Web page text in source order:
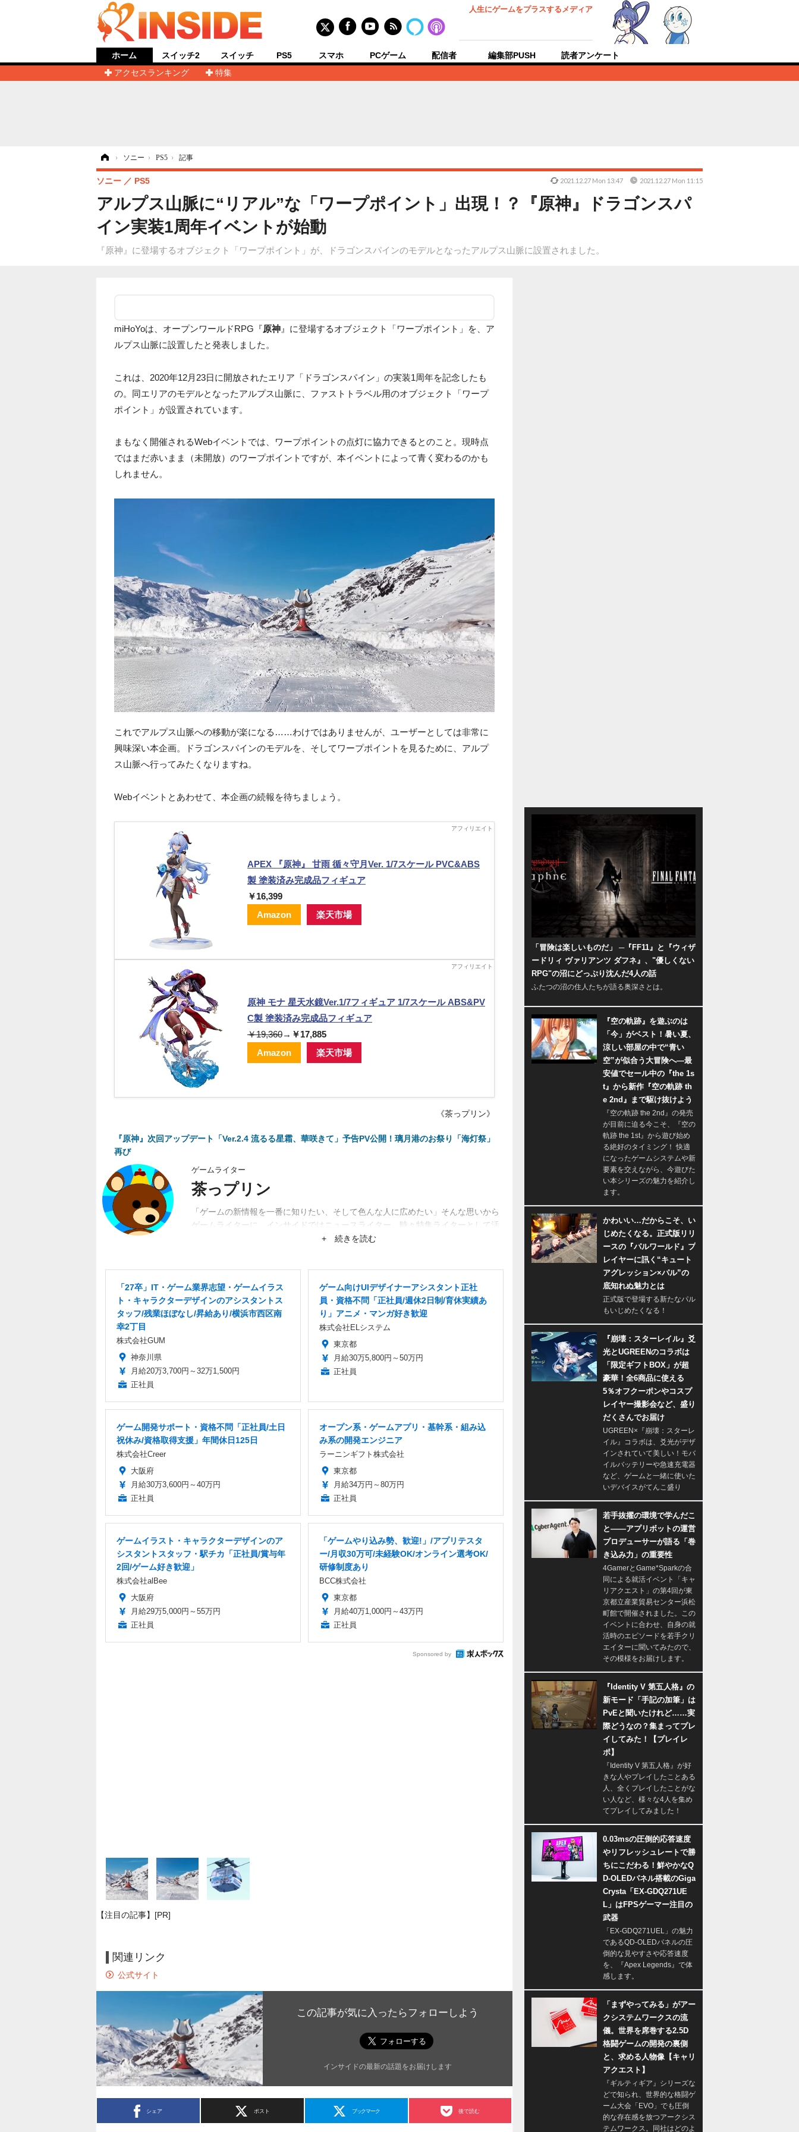
人生にゲームをプラスするメディア
ホーム
アクセスランキング
特集
スイッチ2 スイッチ PS5 スマホ PCゲーム 配信者 編集部PUSH 読者アンケート
› ソニー › PS5 › 記事
アルプス山脈に“リアル”な「ワープポイント」出現！？『原神』ドラゴンスパ
イン実装1周年イベントが始動
『原神』に登場するオブジェクト「ワープポイント」が、ドラゴンスパインのモデルとなったアルプス山脈に設置されました。
ソニー PS5 2021.12.27 Mon 13:47 2021.12.27 Mon 11:15
miHoYoは、オープンワールドRPG『原神 』に登場するオブジェクト「ワープポイント」を、ア
ルプス山脈に設置したと発表しました。
これは、2020年12月23日に開放されたエリア「ドラゴンスパイン」の実装1周年を記念したも
の。同エリアのモデルとなったアルプス山脈に、ファストトラベル用のオブジェクト「ワープ
ポイント」が設置されています。
まもなく開催されるWebイベントでは、ワープポイントの点灯に協力できるとのこと。現時点
ではまだ赤いまま（未開放）のワープポイントですが、本イベントによって青く変わるのかも
しれません。
これでアルプス山脈への移動が楽になる……わけではありませんが、ユーザーとしては非常に
興味深い本企画。ドラゴンスパインのモデルを、そしてワープポイントを見るために、アルプ
ス山脈へ行ってみたくなりますね。
Webイベントとあわせて、本企画の続報を待ちましょう。
APEX 『原神』 甘雨 循々守月Ver. 1/7スケール PVC&ABS
製 塗装済み完成品フィギュア
￥16,399
Amazon
楽天市場
原神 モナ 星天水鏡Ver.1/7フィギュア 1/7スケール ABS&PV
C製 塗装済み完成品フィギュア
￥19,360→ ￥17,885
Amazon
楽天市場
《茶っプリン》
『原神』次回アップデート「Ver.2.4 流るる星霜、華咲きて」予告PV公開！璃月港のお祭り「海灯祭」
再び
ゲームライター
茶っプリン
「ゲームの新情報を一番に知りたい、そして色んな人に広めたい」そんな思いから
ゲームライターに。インサイドではニュースライター、時々特集ライターとして活
動。関係者、ユーザーから生まれるネットブームにも興味あり。
+ 続きを読む
「27卒」IT・ゲーム業界志望・ゲームイラス
ト・キャラクターデザインのアシスタントス
タッフ/残業ほぼなし/昇給あり/横浜市西区南
幸2丁目
株式会社GUM
神奈川県
月給20万3,700円～32万1,500円
正社員
ゲーム向けUIデザイナーアシスタント正社
員・資格不問「正社員/週休2日制/育休実績あ
り」アニメ・マンガ好き歓迎
株式会社ELシステム
東京都
月給30万5,800円～50万円
正社員
ゲーム開発サポート・資格不問「正社員/土日
祝休み/資格取得支援」年間休日125日
株式会社Creer
大阪府
月給30万3,600円～40万円
正社員
オープン系・ゲームアプリ・基幹系・組み込
み系の開発エンジニア
ラーニンギフト株式会社
東京都
月給34万円～80万円
正社員
ゲームイラスト・キャラクターデザインのア
シスタントスタッフ・駅チカ「正社員/賞与年
2回/ゲーム好き歓迎」
株式会社alBee
大阪府
月給29万5,000円～55万円
正社員
「ゲームやり込み勢、歓迎!」/アプリテスタ
ー/月収30万可/未経験OK/オンライン選考OK/
研修制度あり
BCC株式会社
東京都
月給40万1,000円～43万円
正社員
Sponsored by
【注目の記事】[PR]
関連リンク
公式サイト
この記事が気に入ったらフォローしよう
インサイドの最新の話題をお届けします
シェア ポスト ブックマーク 後で読む
「冒険は楽しいものだ」 ─『FF11』と『ウィザ
ードリィ ヴァリアンツ ダフネ』、"優しくない
RPG"の沼にどっぷり沈んだ4人の話
ふたつの沼の住人たちが語る奥深さとは。
『空の軌跡』を遊ぶのは
「今」がベスト！暑い夏、
涼しい部屋の中で“青い
空”が似合う大冒険へ―最
安値でセール中の『the 1s
t』から新作『空の軌跡 th
e 2nd』まで駆け抜けよう
『空の軌跡 the 2nd』の発売
が目前に迫る今こそ、『空の
軌跡 the 1st』から遊び始め
る絶好のタイミング！ 快適
になったゲームシステムや新
要素を交えながら、今遊びた
い本シリーズの魅力を紹介し
ます。
かわいい…だからこそ、い
じめたくなる。正式版リリ
ースの『パルワールド』プ
レイヤーに訊く“キュート
アグレッション×パル”の
底知れぬ魅力とは
正式版で登場する新たなパル
もいじめたくなる！
『崩壊：スターレイル』爻
光とUGREENのコラボは
「限定ギフトBOX」が超
豪華！全6商品に使える
5％オフクーポンやコスプ
レイヤー撮影会など、盛り
だくさんでお届け
UGREEN×『崩壊：スターレ
イル』コラボは、爻光がデザ
インされていて美しい！モバ
イルバッテリーや急速充電器
など、ゲームと一緒に使いた
いデバイスがてんこ盛り
若手抜擢の環境で学んだこ
と――アプリボットの運営
プロデューサーが語る「巻
き込み力」の重要性
4GamerとGame*Sparkの合
同による就活イベント「キャ
リアクエスト」の第4回が東
京都立産業貿易センター浜松
町館で開催されました。この
イベントに合わせ、自身の就
活時のエピソードを若手クリ
エイターに聞いてみたので、
その模様をお届けします。
『Identity V 第五人格』の
新モード「手記の加筆」は
PvEと聞いたけれど……実
際どうなの？集まってプレ
イしてみた！【プレイレ
ポ】
『Identity V 第五人格』が好
きな人やプレイしたことある
人、全くプレイしたことがな
い人など、様々な4人を集め
てプレイしてみました！
0.03msの圧倒的応答速度
やリフレッシュレートで勝
ちにこだわる！鮮やかなQ
D-OLEDパネル搭載のGiga
Crysta「EX-GDQ271UE
L」はFPSゲーマー注目の
武器
「EX-GDQ271UEL」の魅力
であるQD-OLEDパネルの圧
倒的な見やすさや応答速度
を、『Apex Legends』で体
感します。
「まずやってみる」がアー
クシステムワークスの流
儀。世界を席巻する2.5D
格闘ゲームの開発の裏側
と、求める人物像【キャリ
アクエスト】
『ギルティギア』シリーズな
どで知られ、世界的な格闘ゲ
ーム大会「EVO」でも圧倒
的な存在感を放つアークシス
テムワークス。同社はどのよ